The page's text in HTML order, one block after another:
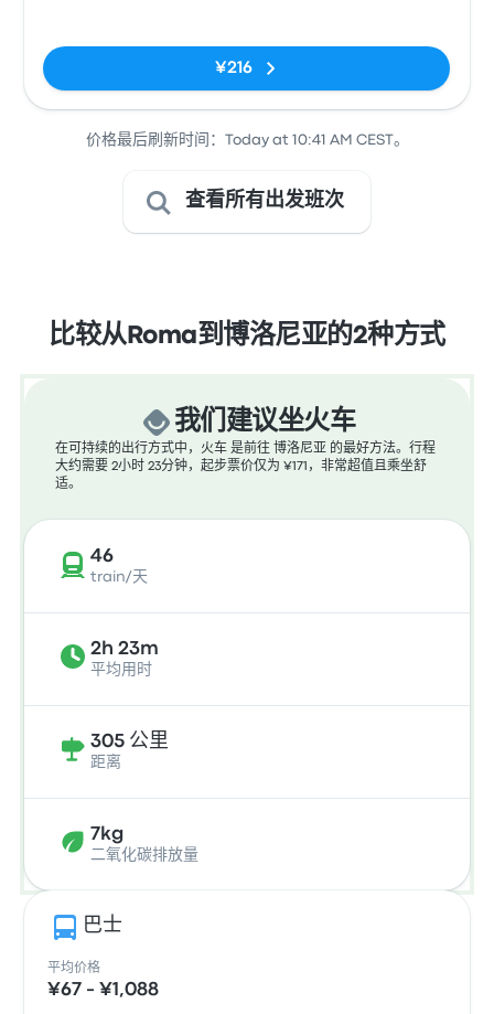
¥216
价格最后刷新时间：Today at 10:41 AM CEST。
查看所有出发班次
比较从Roma到博洛尼亚的2种方式
我们建议坐火车
在可持续的出行方式中，火车 是前往 博洛尼亚 的最好方法。行程
大约需要 2小时 23分钟，起步票价仅为 ¥171，非常超值且乘坐舒
适。
46
train/天
2h 23m
平均用时
305 公里
距离
7kg
二氧化碳排放量
巴士
平均价格
¥67 - ¥1,088